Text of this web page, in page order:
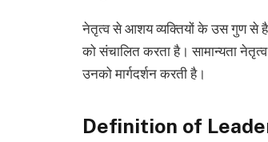
नेतृत्व से आशय व्यक्तियों के उस गुण से है
को संचालित करता है। सामान्यता
उनको मार्गदर्शन करती है।
Definition of